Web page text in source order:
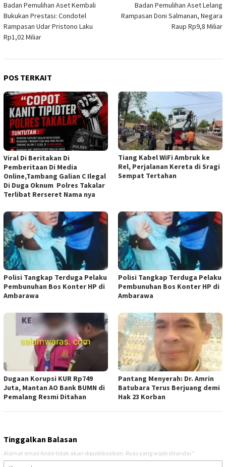
pos
Badan Pemulihan Aset Kembali
Bukukan Prestasi: Condotel
Rampasan Udar Pristono Laku
Rp1,02 Miliar
Badan Pemulihan Aset Lelang
Rampasan Doni Salmanan, Negara
Raup Rp9,8 Miliar
POS TERKAIT
Viral Di Beritakan Di
Pemberitaan Di Media
Online,Tambang Galian C Ilegal
Di Duga Oknum Polres Takalar
Terlibat Rerseret Nama nya
Tiang Kabel WiFi Ambruk ke
Rel, Perjalanan Kereta di Sragi
Sempat Tertahan
Polisi Tangkap Terduga Pelaku
Pembunuhan Bos Konter HP di
Ambarawa
Polisi Tangkap Terduga Pelaku
Pembunuhan Bos Konter HP di
Ambarawa
Dugaan Korupsi KUR Rp749
Juta, Mantan AO Bank BUMN di
Pemalang Resmi Ditahan
Pantang Menyerah: Dr. Amrin
Batubara Terus Berjuang demi
Hak 23 Korban
Tinggalkan Balasan
Alamat email Anda tidak akan dipublikasikan. Ruas yang wajib ditandai *